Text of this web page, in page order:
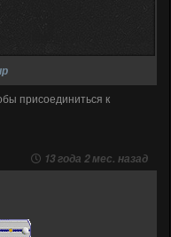
присоединиться к
13 года 2 мес. назад